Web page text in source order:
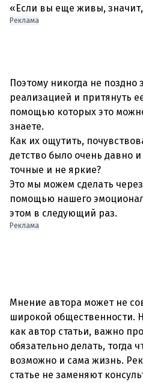
«Если вы еще живы,
Реклама
Поэтому никогда не поздно
реализацией и притянуть
помощью которых это
знаете.
Как их ощутить,
детство было очень давно
точные и не яркие?
Это мы можем сделать
помощью нашего
Реклама
Мнение автора может не
широкой общественности.
как автор статьи, важно
обязательно делать, тогда
возможно и сама жизнь.
статье не заменяют